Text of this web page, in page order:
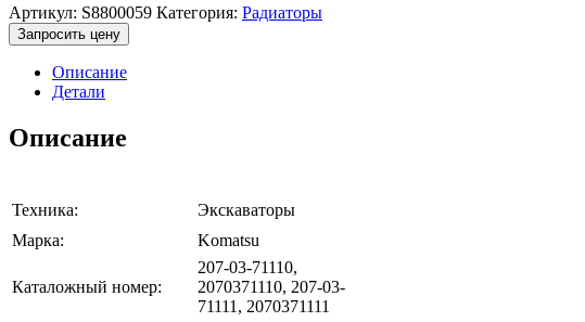
Артикул: S8800059 Категория: Радиаторы
Запросить цену
Описание
Детали
Описание
Техника:
Экскаваторы
Марка:
Komatsu
Каталожный номер:
207-03-71110,
2070371110, 207-03-
71111, 2070371111